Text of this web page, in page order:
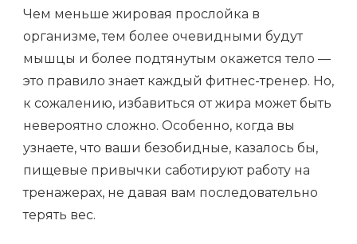
Чем меньше жировая прослойка в
организме, тем более очевидными будут
мышцы и более подтянутым окажется тело —
это правило знает каждый фитнес-тренер. Но,
к сожалению, избавиться от жира может быть
невероятно сложно. Особенно, когда вы
узнаете, что ваши безобидные, казалось бы,
пищевые привычки саботируют работу на
тренажерах, не давая вам последовательно
терять вес.